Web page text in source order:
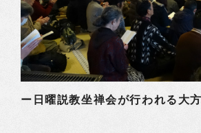
ー日曜説教坐禅会が行われる大